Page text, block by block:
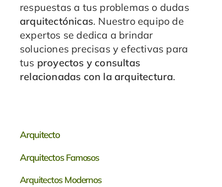
respuestas a tus problemas o dudas
arquitectónicas. Nuestro equipo de
expertos se dedica a brindar
soluciones precisas y efectivas para
tus proyectos y consultas
relacionadas con la arquitectura.
Arquitecto
ArquitectosFamosos
Arquitectos Modernos